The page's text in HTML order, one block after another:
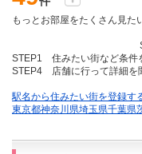
もっとお部屋をたくさん見た
STEP1 住みたい街など条件
STEP4 店舗に行って詳細を
駅名から住みたい街を登録す
東京都神奈川県埼玉県千葉県